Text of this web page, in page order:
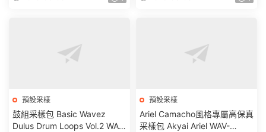
預設采樣
鼓組采樣包 Basic Wavez
Dulus Drum Loops Vol.2 WAV-
預設采樣
Ariel Camacho風格專屬高保真
采樣包 Akyai Ariel WAV-